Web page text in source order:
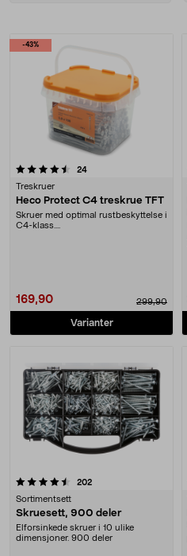
Produkter
-43%
24anmeldelser
Treskruer
Heco Protect C4 treskrue TFT
Skruer med optimal rustbeskyttelse i
C4-klass....
169,90 299,90
Varianter
4.5 av 5 stjerner
202anmeldelser
Sortimentsett
Skruesett, 900 deler
Elforsinkede skruer i 10 ulike
dimensjoner. 900 deler
4.5 av 5 stjerner